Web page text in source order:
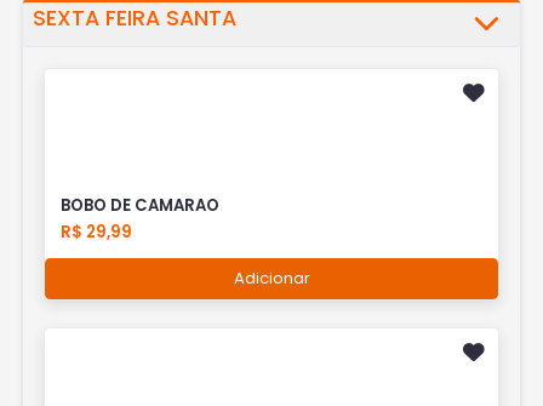
SEXTA FEIRA SANTA
BOBO DE CAMARAO
R$ 29,99
Adicionar